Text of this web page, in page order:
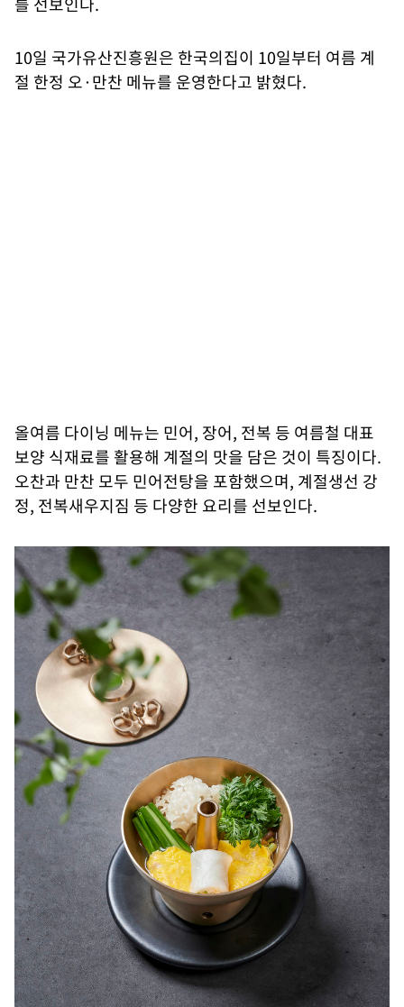
10일 국가유산진흥원은 한국의집이 10일부터 여름 계
절 한정 오·만찬 메뉴를 운영한다고 밝혔다.
올여름 다이닝 메뉴는 민어, 장어, 전복 등 여름철 대표
보양 식재료를 활용해 계절의 맛을 담은 것이 특징이다.
오찬과 만찬 모두 민어전탕을 포함했으며, 계절생선 강
정, 전복새우지짐 등 다양한 요리를 선보인다.